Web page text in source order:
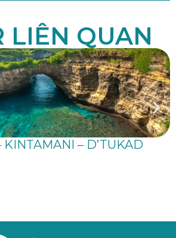
LIÊN QUAN
– D’TUKAD